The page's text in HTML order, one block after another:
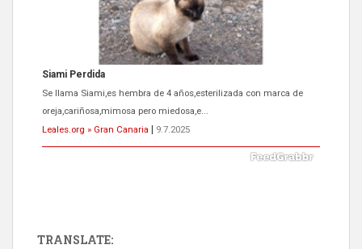
ADOPCIÓN URGENTE GATA TEROR GRAN CANARIA
El ayuntamiento se va a llevar a Los Gatos callejeros de la zona los
próximos días, ella incluida...
Leales.org » Gran Canaria
9.7.2025
TRANSLATE: